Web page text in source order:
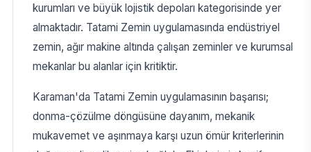
kurumları ve büyük lojistik depoları kategorisinde yer
almaktadır. Tatami Zemin uygulamasında endüstriyel
zemin, ağır makine altında çalışan zeminler ve kurumsal
mekanlar bu alanlar için kritiktir.
Karaman'da Tatami Zemin uygulamasının başarısı;
donma-çözülme döngüsüne dayanım, mekanik
mukavemet ve aşınmaya karşı uzun ömür kriterlerinin